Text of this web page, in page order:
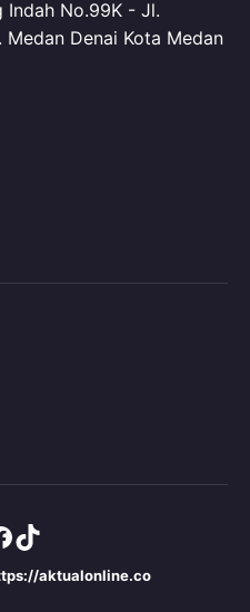
Indah No.99K - Jl.
Medan Denai Kota Medan
aktualonline.co
TikTok